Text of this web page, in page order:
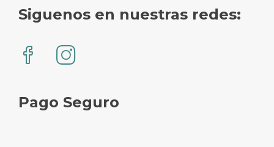
Siguenos en nuestras redes:
Pago Seguro